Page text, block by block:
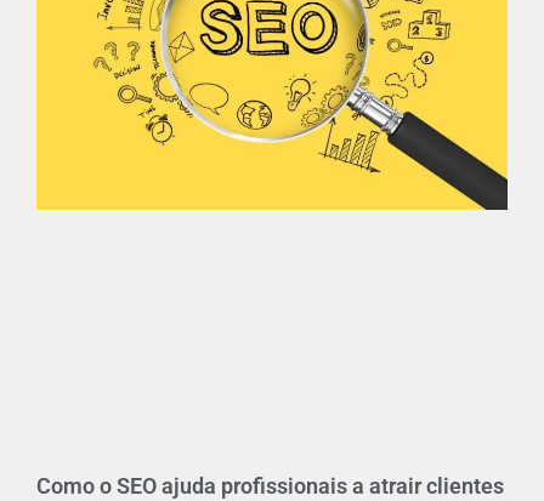
Como o SEO ajuda profissionais a atrair clientes